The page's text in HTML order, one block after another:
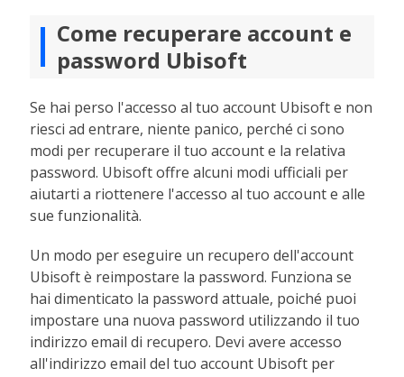
Come recuperare account e
password Ubisoft
Se hai perso l'accesso al tuo account Ubisoft e non
riesci ad entrare, niente panico, perché ci sono
modi per recuperare il tuo account e la relativa
password. Ubisoft offre alcuni modi ufficiali per
aiutarti a riottenere l'accesso al tuo account e alle
sue funzionalità.
Un modo per eseguire un recupero dell'account
Ubisoft è reimpostare la password. Funziona se
hai dimenticato la password attuale, poiché puoi
impostare una nuova password utilizzando il tuo
indirizzo email di recupero. Devi avere accesso
all'indirizzo email del tuo account Ubisoft per